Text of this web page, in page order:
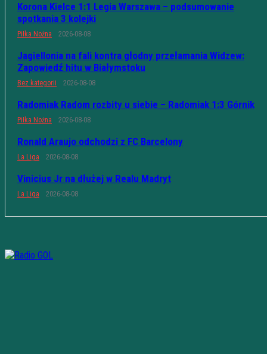
Korona Kielce 1:1 Legia Warszawa – podsumowanie
spotkania 3 kolejki
Piłka Nożna 2026-08-08
Jagiellonia na fali kontra głodny przełamania Widzew:
Zapowiedź hitu w Białymstoku
Bez kategorii 2026-08-08
Radomiak Radom rozbity u siebie – Radomiak 1:3 Górnik
Piłka Nożna 2026-08-08
Ronald Araujo odchodzi z FC Barcelony
La Liga 2026-08-08
Vinicius Jr na dłużej w Realu Madryt
La Liga 2026-08-08